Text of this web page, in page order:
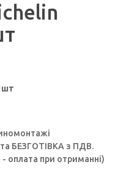
БЕЗГОТІВКА з ПДВ.
оплата при отриманні)